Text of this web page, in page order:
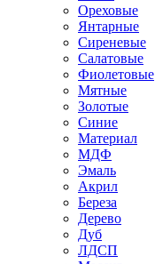
Ореховые
Янтарные
Сиреневые
Салатовые
Фиолетовые
Мятные
Золотые
Синие
Материал
МДФ
Эмаль
Акрил
Береза
Дерево
Дуб
ЛДСП